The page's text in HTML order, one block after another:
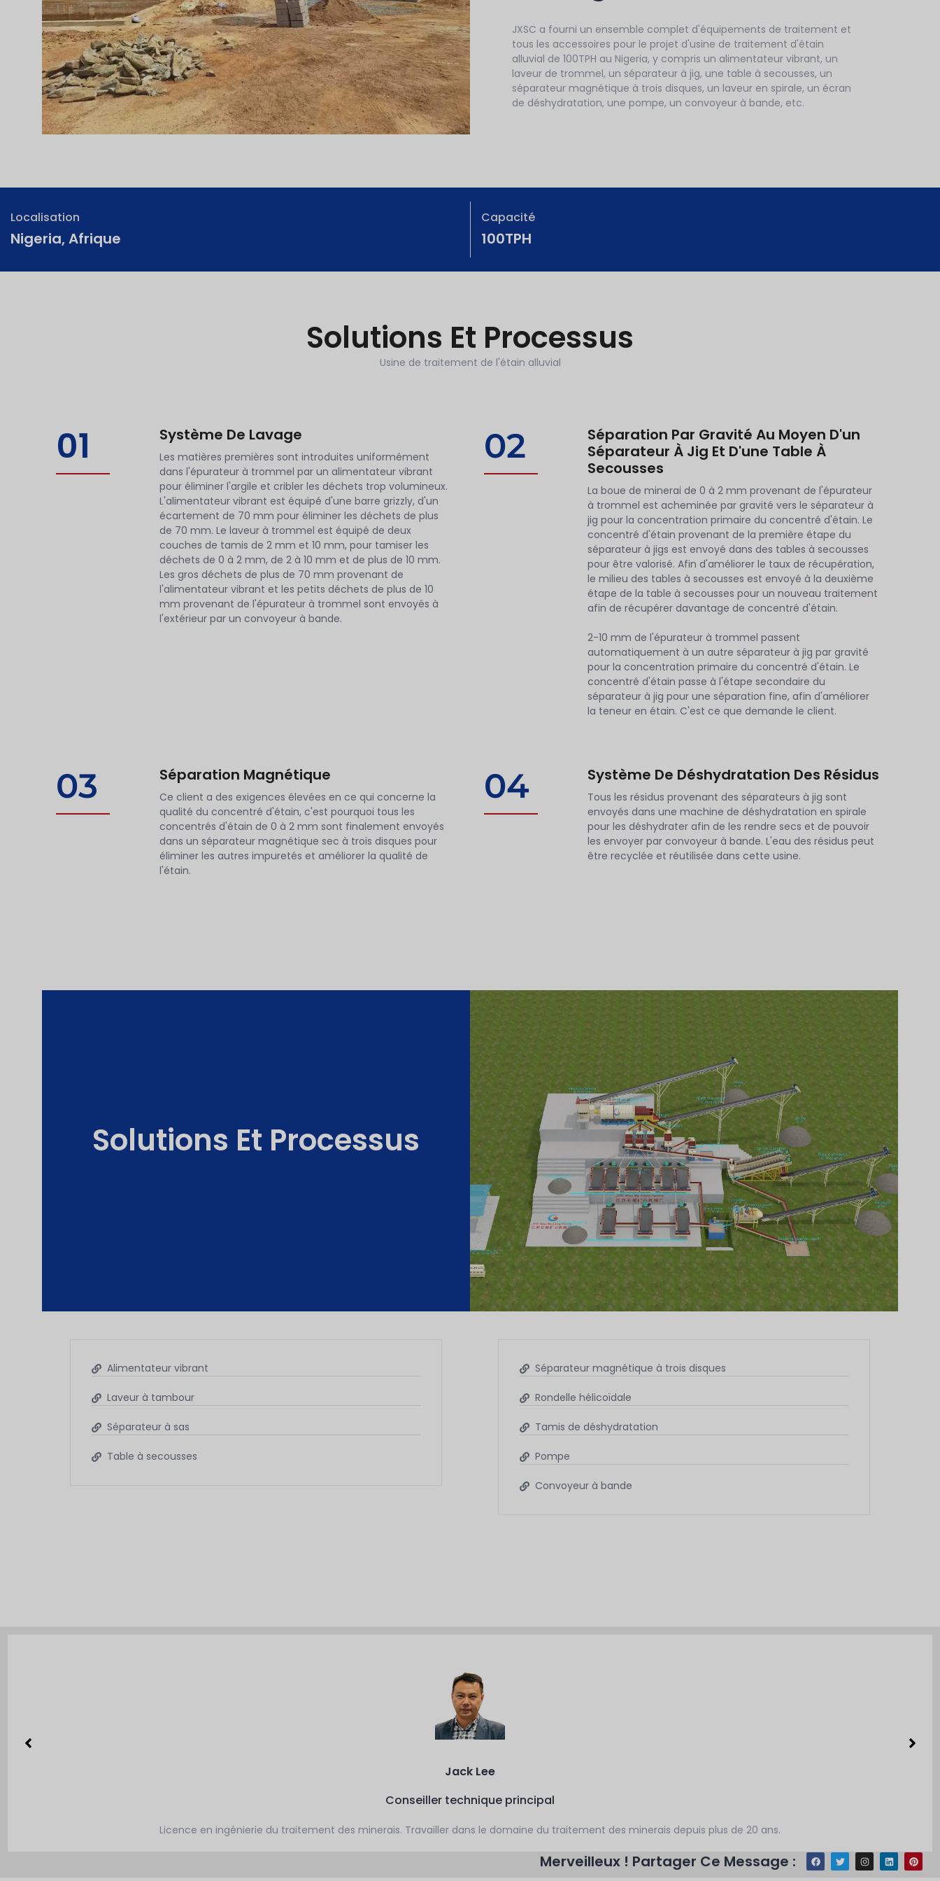
JXSC a fourni un ensemble complet d'équipements de traitement et
tous les accessoires pour le projet d'usine de traitement d'étain
alluvial de 100TPH au Nigeria, y compris un alimentateur vibrant, un
laveur de trommel, un séparateur à jig, une table à secousses, un
séparateur magnétique à trois disques, un laveur en spirale, un écran
de déshydratation, une pompe, un convoyeur à bande, etc.
Localisation
Nigeria, Afrique
Capacité
100TPH
Solutions Et Processus
Usine de traitement de l'étain alluvial
01 Système De Lavage
Les matières premières sont introduites uniformément
dans l'épurateur à trommel par un alimentateur vibrant
pour éliminer l'argile et cribler les déchets trop volumineux.
L'alimentateur vibrant est équipé d'une barre grizzly, d'un
écartement de 70 mm pour éliminer les déchets de plus
de 70 mm. Le laveur à trommel est équipé de deux
couches de tamis de 2 mm et 10 mm, pour tamiser les
déchets de 0 à 2 mm, de 2 à 10 mm et de plus de 10 mm.
Les gros déchets de plus de 70 mm provenant de
l'alimentateur vibrant et les petits déchets de plus de 10
mm provenant de l'épurateur à trommel sont envoyés à
l'extérieur par un convoyeur à bande.
02
Séparation Par Gravité Au Moyen D'un
Séparateur À Jig Et D'une Table À
Secousses
La boue de minerai de 0 à 2 mm provenant de l'épurateur
à trommel est acheminée par gravité vers le séparateur à
jig pour la concentration primaire du concentré d'étain. Le
concentré d'étain provenant de la première étape du
séparateur à jigs est envoyé dans des tables à secousses
pour être valorisé. Afin d'améliorer le taux de récupération,
le milieu des tables à secousses est envoyé à la deuxième
étape de la table à secousses pour un nouveau traitement
afin de récupérer davantage de concentré d'étain.
2-10 mm de l'épurateur à trommel passent
automatiquement à un autre séparateur à jig par gravité
pour la concentration primaire du concentré d'étain. Le
concentré d'étain passe à l'étape secondaire du
séparateur à jig pour une séparation fine, afin d'améliorer
la teneur en étain. C'est ce que demande le client.
03 Séparation Magnétique
Ce client a des exigences élevées en ce qui concerne la
qualité du concentré d'étain, c'est pourquoi tous les
concentrés d'étain de 0 à 2 mm sont finalement envoyés
dans un séparateur magnétique sec à trois disques pour
éliminer les autres impuretés et améliorer la qualité de
l'étain.
04 Système De Déshydratation Des Résidus
Tous les résidus provenant des séparateurs à jig sont
envoyés dans une machine de déshydratation en spirale
pour les déshydrater afin de les rendre secs et de pouvoir
les envoyer par convoyeur à bande. L'eau des résidus peut
être recyclée et réutilisée dans cette usine.
Solutions Et Processus
Alimentateur vibrant
Laveur à tambour
Séparateur à sas
Table à secousses
Séparateur magnétique à trois disques
Rondelle hélicoïdale
Tamis de déshydratation
Pompe
Convoyeur à bande
Jack Lee
Conseiller technique principal
Licence en ingénierie du traitement des minerais. Travailler dans le domaine du traitement des minerais depuis plus de 20 ans.
Merveilleux ! Partager Ce Message :